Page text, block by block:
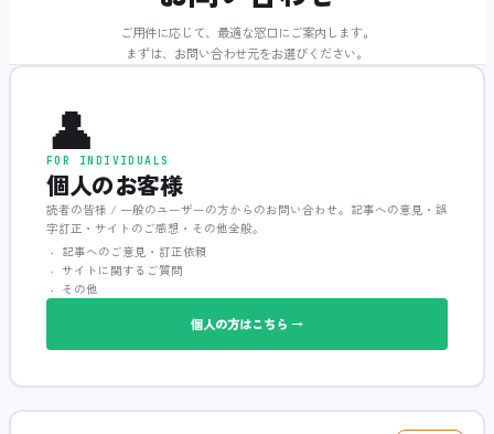
ご用件に応じて、最適な窓口にご案内します。
まずは、お問い合わせ元をお選びください。
👤
FOR INDIVIDUALS
個人のお客様
読者の皆様 / 一般のユーザーの方からのお問い合わせ。記事への意見・誤
字訂正・サイトのご感想・その他全般。
記事へのご意見・訂正依頼
サイトに関するご質問
その他
個人の方はこちら →